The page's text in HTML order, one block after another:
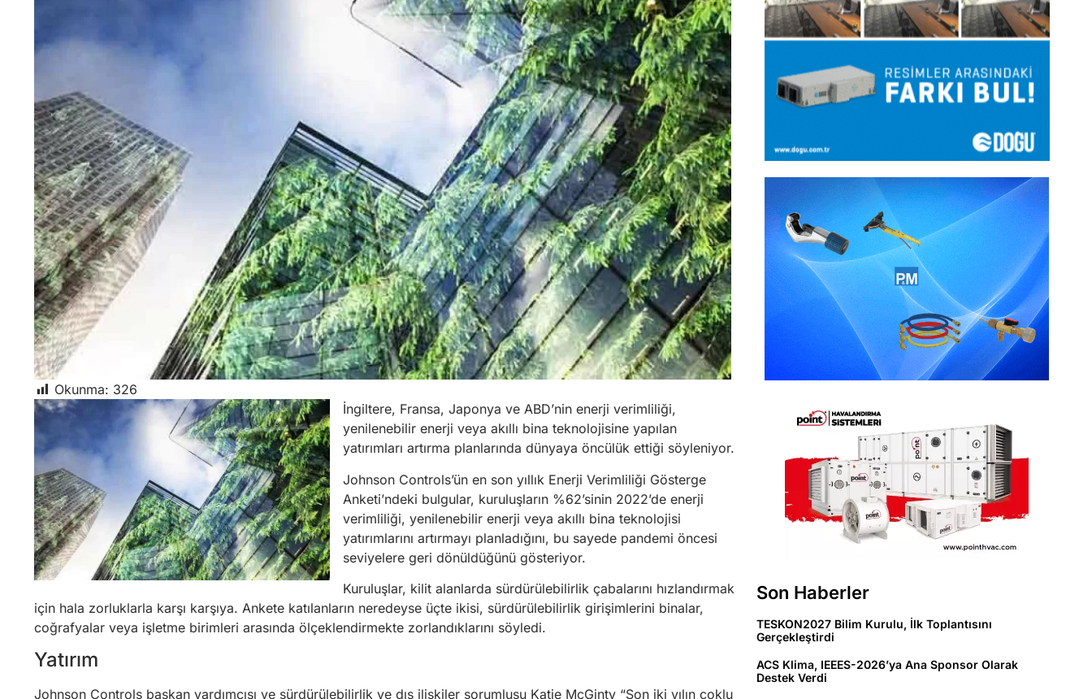
Okunma: 326
İngiltere, Fransa, Japonya ve ABD’nin enerji verimliliği,
yenilenebilir enerji veya akıllı bina teknolojisine yapılan
yatırımları artırma planlarında dünyaya öncülük ettiği söyleniyor.
Johnson Controls’ün en son yıllık Enerji Verimliliği Gösterge
Anketi’ndeki bulgular, kuruluşların %62’sinin 2022’de enerji
verimliliği, yenilenebilir enerji veya akıllı bina teknolojisi
yatırımlarını artırmayı planladığını, bu sayede pandemi öncesi
seviyelere geri dönüldüğünü gösteriyor.
Kuruluşlar, kilit alanlarda sürdürülebilirlik çabalarını hızlandırmak
için hala zorluklarla karşı karşıya. Ankete katılanların neredeyse üçte ikisi, sürdürülebilirlik girişimlerini binalar,
coğrafyalar veya işletme birimleri arasında ölçeklendirmekte zorlandıklarını söyledi.
Yatırım
Johnson Controls başkan yardımcısı ve sürdürülebilirlik ve dış ilişkiler sorumlusu Katie McGinty “Son iki yılın çoklu
Son Haberler
TESKON2027 Bilim Kurulu, İlk Toplantısını
Gerçekleştirdi
ACS Klima, IEEES-2026’ya Ana Sponsor Olarak
Destek Verdi